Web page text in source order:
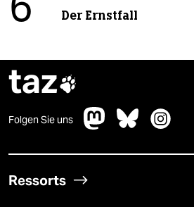
6 Der Ernstfall
taz
Folgen Sie uns
Ressorts